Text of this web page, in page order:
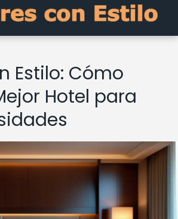
Estilo: Cómo
Hotel para